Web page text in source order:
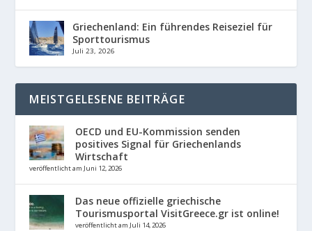
Griechenland: Ein führendes Reiseziel für
Sporttourismus
Juli 23, 2026
MEISTGELESENE BEITRÄGE
OECD und EU-Kommission senden
positives Signal für Griechenlands
Wirtschaft
veröffentlicht am Juni 12, 2026
Das neue offizielle griechische
Tourismusportal VisitGreece.gr ist online!
veröffentlicht am Juli 14, 2026